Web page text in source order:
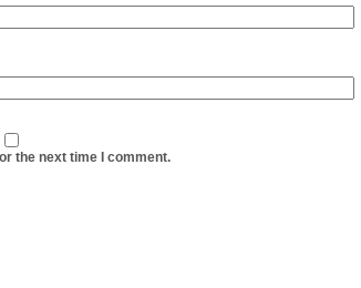
the next time I comment.